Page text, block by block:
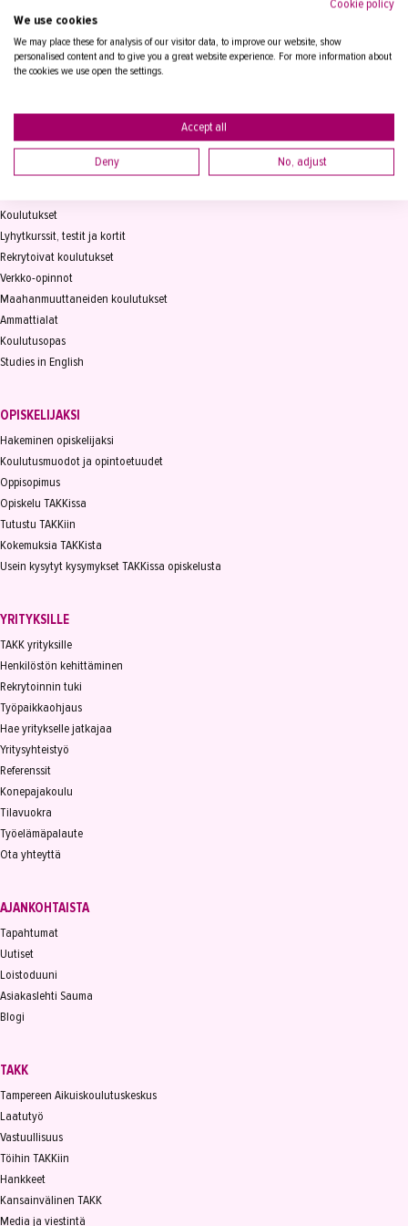
Tampereen Aikuiskoulutuskeskus
PL 15, 33821 Tampere
Vaihde03 2361 111
Koulutukset
Lyhytkurssit, testit ja kortit
Rekrytoivat koulutukset
Verkko-opinnot
Maahanmuuttaneiden koulutukset
Ammattialat
Koulutusopas
Studies in English
OPISKELIJAKSI
Hakeminen opiskelijaksi
Koulutusmuodot ja opintoetuudet
Oppisopimus
Opiskelu TAKKissa
Tutustu TAKKiin
Kokemuksia TAKKista
Usein kysytyt kysymykset TAKKissa opiskelusta
YRITYKSILLE
TAKK yrityksille
Henkilöstön kehittäminen
Rekrytoinnin tuki
Työpaikkaohjaus
Hae yritykselle jatkajaa
Yritysyhteistyö
Referenssit
Konepajakoulu
Tilavuokra
Työelämäpalaute
Ota yhteyttä
AJANKOHTAISTA
Tapahtumat
Uutiset
Loistoduuni
Asiakaslehti Sauma
Blogi
TAKK
Tampereen Aikuiskoulutuskeskus
Laatutyö
Vastuullisuus
Töihin TAKKiin
Hankkeet
Kansainvälinen TAKK
Media ja viestintä
Cookie policy
We use cookies
We may place these for analysis of our visitor data, to improve our website, show
personalised content and to give you a great website experience. For more information about
the cookies we use open the settings.
Accept all
Deny No, adjust